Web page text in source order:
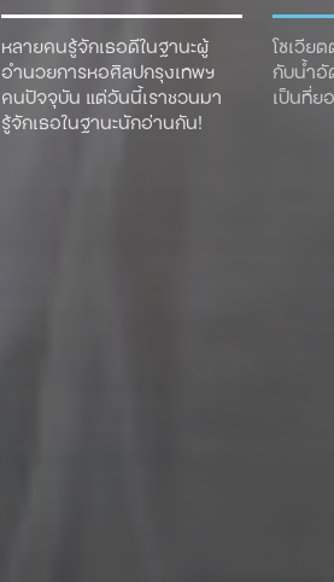
หลายคนรู้จักเธอดีในฐานะผู้
อำนวยการหอศิลปกรุงเทพฯ
คนปัจจุบัน แต่วันนี้เราชวนมา
รู้จักเธอในฐานะนักอ่านกัน!
โซเวีย
กับน้ำอั
เป็นที่ย